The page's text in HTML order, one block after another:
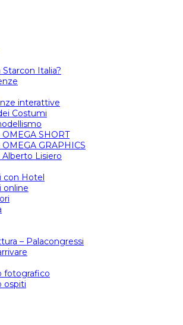
Starcon Italia?
interattive
Costumi
SHORT
GRAPHICS
Lisiero
con Hotel
online
– Palacongressi
fotografico
ospiti